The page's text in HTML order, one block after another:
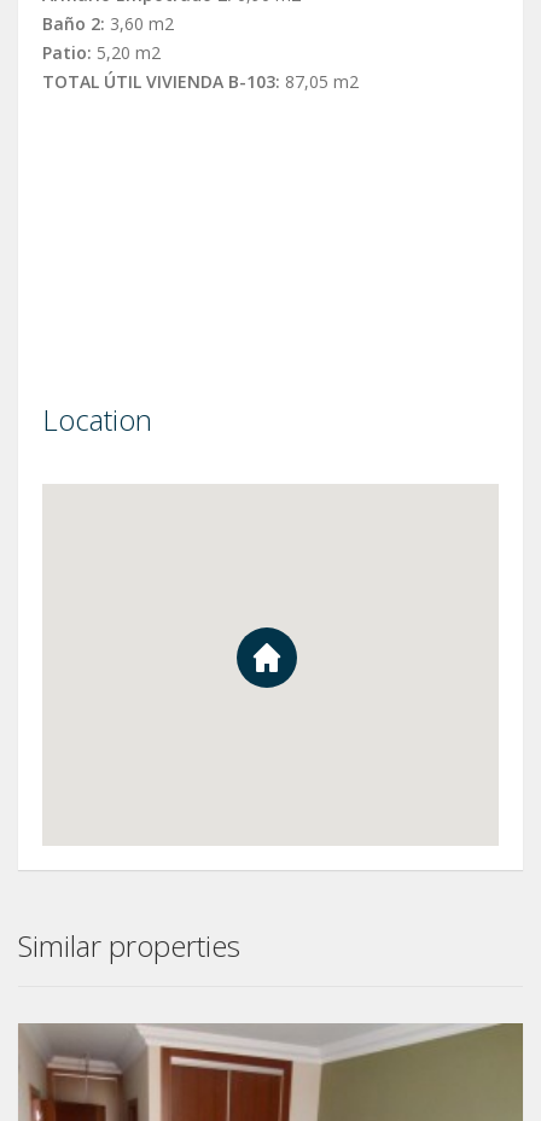
Baño 2: 3,60 m2
Patio: 5,20 m2
TOTAL ÚTIL VIVIENDA B-103: 87,05 m2
Location
Similar properties